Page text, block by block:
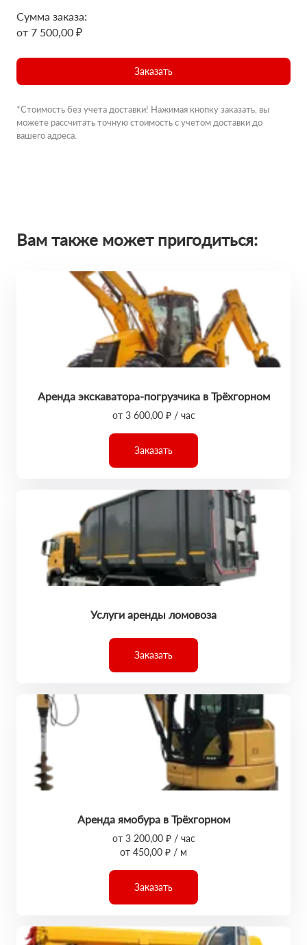
Сумма заказа:
от 7 500,00 ₽
Заказать
*Стоимость без учета доставки! Нажимая кнопку заказать, вы
можете рассчитать точную стоимость с учетом доставки до
вашего адреса.
Вам также может пригодиться:
Аренда экскаватора-погрузчика в Трёхгорном
от 3 600,00 ₽ / час
Заказать
Услуги аренды ломовоза
Заказать
Аренда ямобура в Трёхгорном
от 3 200,00 ₽ / час
от 450,00 ₽ / м
Заказать